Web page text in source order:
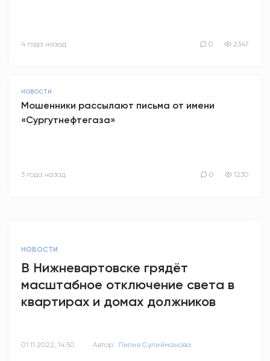
4 года назад 0 2347
НОВОСТИ
Мошенники рассылают письма от имени
«Сургутнефтегаза»
3 года назад 0 1230
НОВОСТИ
В Нижневартовске грядёт
масштабное отключение света в
квартирах и домах должников
01.11.2022, 14:50 Автор: Лилия Сулейманова